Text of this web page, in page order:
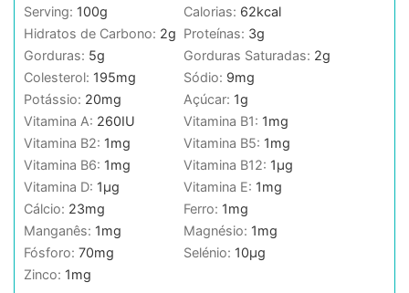
Serving: 100g Calorias: 62kcal
Hidratos de Carbono: 2g Proteínas: 3g
Gorduras: 5g Gorduras Saturadas: 2g
Colesterol: 195mg Sódio: 9mg
Potássio: 20mg Açúcar: 1g
Vitamina A: 260IU Vitamina B1: 1mg
Vitamina B2: 1mg Vitamina B5: 1mg
Vitamina B6: 1mg Vitamina B12: 1µg
Vitamina D: 1µg Vitamina E: 1mg
Cálcio: 23mg Ferro: 1mg
Manganês: 1mg Magnésio: 1mg
Fósforo: 70mg Selénio: 10µg
Zinco: 1mg